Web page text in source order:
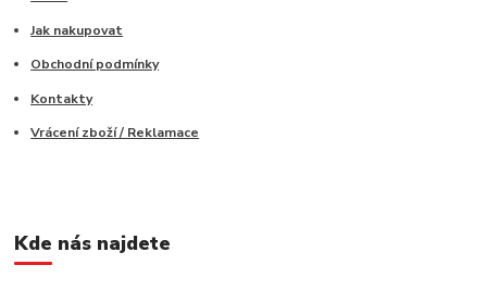
Jak nakupovat
Obchodní podmínky
Kontakty
Vrácení zboží / Reklamace
Kde nás najdete